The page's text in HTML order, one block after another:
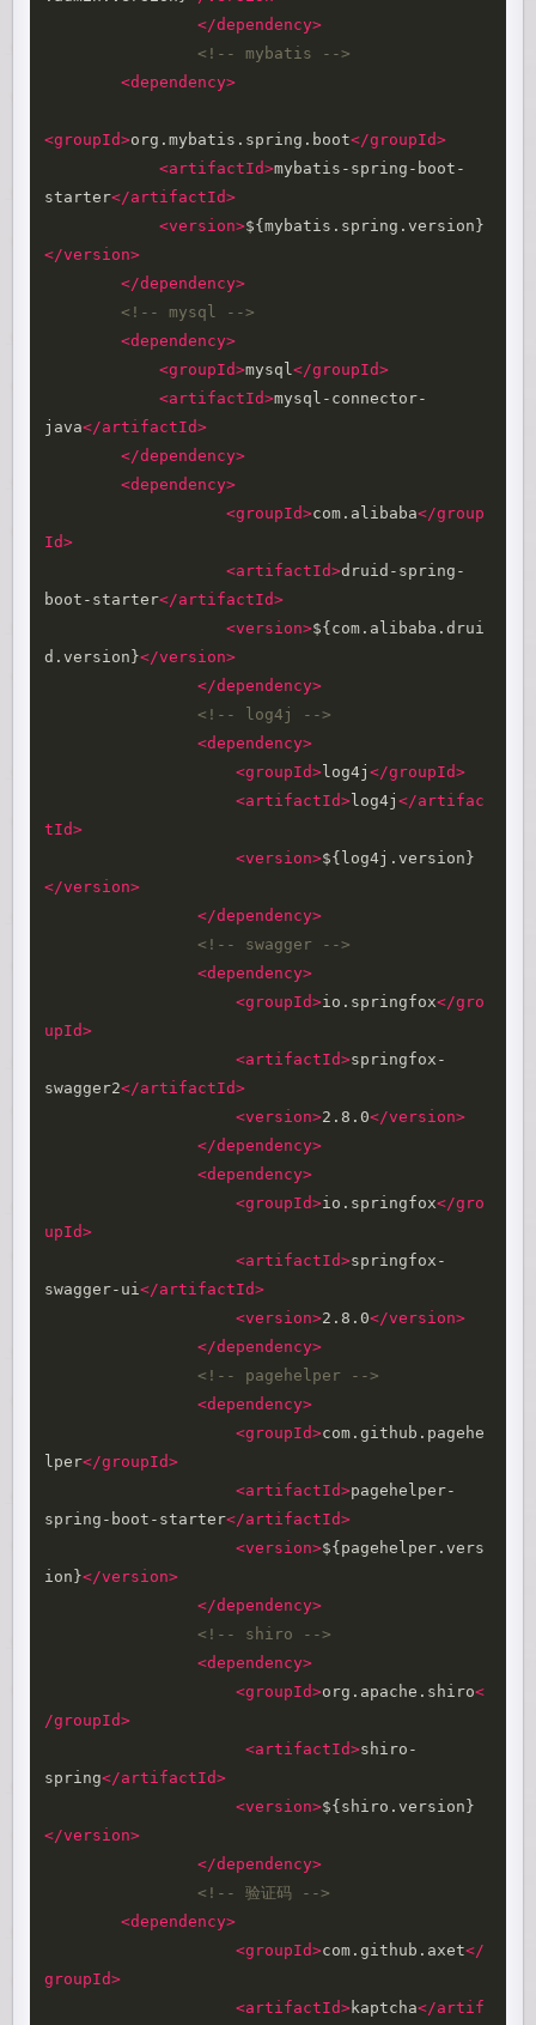
</dependency>
<!-- mybatis -->
<dependency>
<groupId>org.mybatis.spring.boot</groupId>
<artifactId>mybatis-spring-boot-
starter</artifactId>
<version>${mybatis.spring.version}
</version>
</dependency>
<!-- mysql -->
<dependency>
<groupId>mysql</groupId>
<artifactId>mysql-connector-
java</artifactId>
</dependency>
<dependency>
<groupId>com.alibaba</group
Id>
<artifactId>druid-spring-
boot-starter</artifactId>
<version>${com.alibaba.drui
d.version}</version>
</dependency>
<!-- log4j -->
<dependency>
<groupId>log4j</groupId>
<artifactId>log4j</artifac
tId>
<version>${log4j.version}
</version>
</dependency>
<!-- swagger -->
<dependency>
<groupId>io.springfox</gro
upId>
<artifactId>springfox-
swagger2</artifactId>
<version>2.8.0</version>
</dependency>
<dependency>
<groupId>io.springfox</gro
upId>
<artifactId>springfox-
swagger-ui</artifactId>
<version>2.8.0</version>
</dependency>
<!-- pagehelper -->
<dependency>
<groupId>com.github.pagehe
lper</groupId>
<artifactId>pagehelper-
spring-boot-starter</artifactId>
<version>${pagehelper.vers
ion}</version>
</dependency>
<!-- shiro -->
<dependency>
<groupId>org.apache.shiro<
/groupId>
<artifactId>shiro-
spring</artifactId>
<version>${shiro.version}
</version>
</dependency>
<!-- 验证码 -->
<dependency>
<groupId>com.github.axet</
groupId>
<artifactId>kaptcha</artif